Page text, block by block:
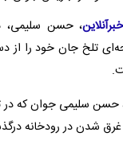
، حسن سلیمی،
تلخ جان خود را
حسن سلیمی جوان که در
غرق شدن در رودخانه